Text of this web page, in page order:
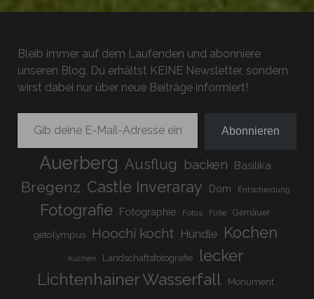
Bleib immer auf dem Laufenden und abonniere
unseren Blog. Du erhältst KEINE Newsletter, sondern
wirst dabei nur über neue Beiträge informiert!
Gib deine E-Mail-Adresse ein ...
Abonnieren
Auerberg Ausflug backen Basilika
Bregenz Castle Inveraray Dom Entscheidung
Fotografie Fotographie Fotos Füße Gemäuer
getolympus Hoochi kocht Hündle Kochen
Kuchen Landschaftsfotografie lecker
Lichtenhainer Wasserfall Monument